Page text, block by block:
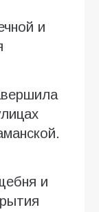
и
и